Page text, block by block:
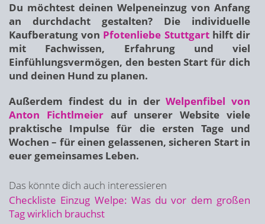
Du möchtest deinen Welpeneinzug von Anfang
an durchdacht gestalten? Die individuelle
Kaufberatung von Pfotenliebe Stuttgarthilft dir
mit Fachwissen, Erfahrung und viel
Einfühlungsvermögen, den besten Start für dich
und deinen Hund zu planen.
Außerdem findest du in derWelpenfibel von
Anton Fichtlmeierauf unserer Website viele
praktische Impulse für die ersten Tage und
Wochen – für einen gelassenen, sicheren Start in
euer gemeinsames Leben.
Das könnte dich auch interessieren
Checkliste Einzug Welpe: Was du vor dem großen
Tag wirklich brauchst